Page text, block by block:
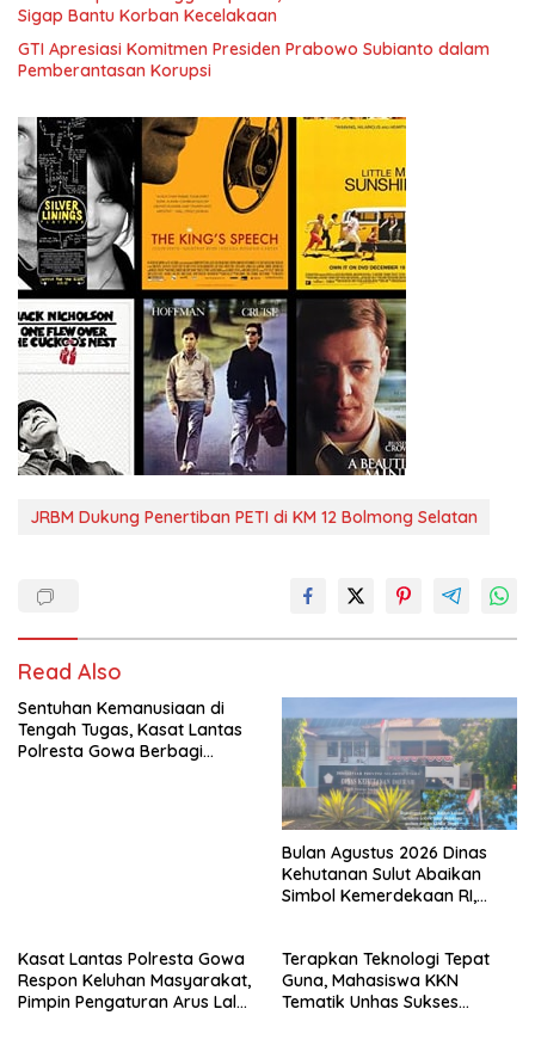
Sigap Bantu Korban Kecelakaan
GTI Apresiasi Komitmen Presiden Prabowo Subianto dalam
Pemberantasan Korupsi
JRBM Dukung Penertiban PETI di KM 12 Bolmong Selatan
Read Also
Sentuhan Kemanusiaan di
Tengah Tugas, Kasat Lantas
Polresta Gowa Berbagi
Bulan Agustus 2026 Dinas
Kehutanan Sulut Abaikan
Simbol Kemerdekaan RI,
Kasat Lantas Polresta Gowa
Respon Keluhan Masyarakat,
Pimpin Pengaturan Arus Lalu
Terapkan Teknologi Tepat
Guna, Mahasiswa KKN
Tematik Unhas Sukses